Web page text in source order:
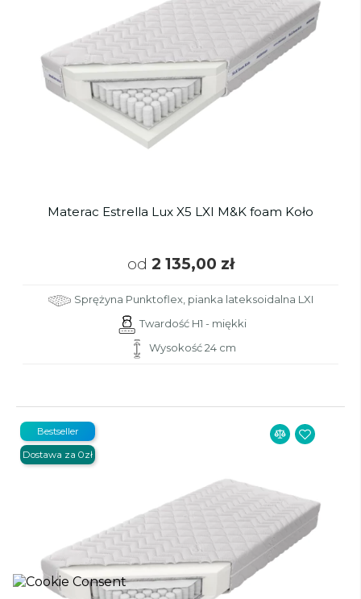
Materac Estrella Lux X5 LXI M&K foam Koło
od 2 135,00 zł
Sprężyna Punktoflex, pianka lateksoidalna LXI
Twardość H1 - miękki
Wysokość 24 cm
Bestseller
Dostawa za 0zł